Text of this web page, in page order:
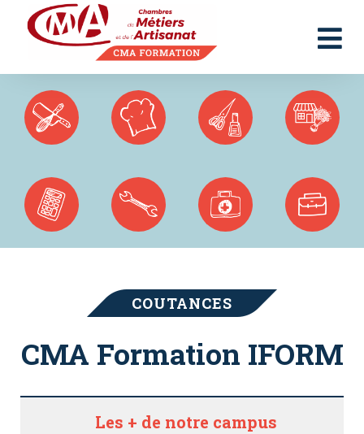
COUTANCES
CMA Formation IFORM
Les + de notre campus
Panneau de gestion des cookies